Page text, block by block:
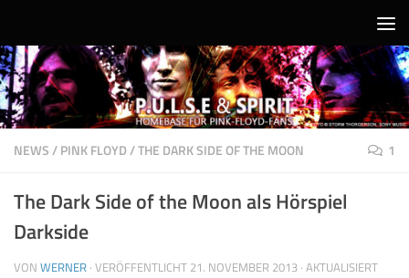
NEWS/PINK FLOYD/THE DARK SIDE OF THE MOON 1
The Dark Side of the Moon als Hörspiel
Darkside
VON WERNER · VERÖFFENTLICHT 21. NOVEMBER 2013 · AKTUALISIERT